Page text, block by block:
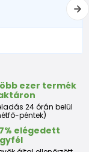
ezer termék
24 órán belül
péntek)
elégedett